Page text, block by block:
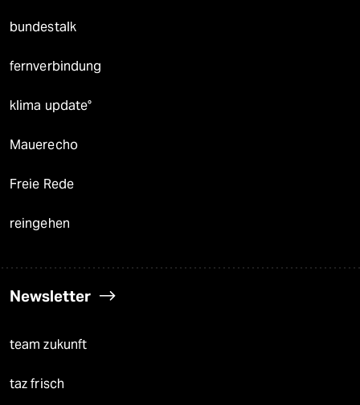
bundestalk
fernverbindung
klima update°
Mauerecho
Freie Rede
reingehen
Newsletter
team zukunft
taz frisch